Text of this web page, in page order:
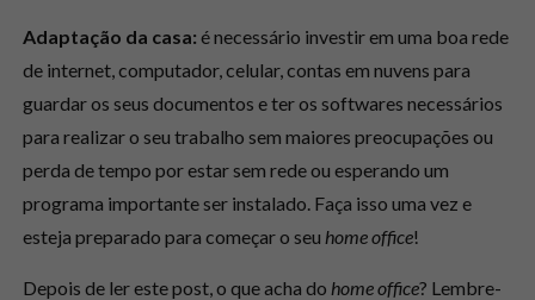
Adaptação da casa: é necessário investir em uma boa rede
de internet, computador, celular, contas em nuvens para
guardar os seus documentos e ter os softwares necessários
para realizar o seu trabalho sem maiores preocupações ou
perda de tempo por estar sem rede ou esperando um
programa importante ser instalado. Faça isso uma vez e
esteja preparado para começar o seu home office!
Depois de ler este post, o que acha do home office? Lembre-